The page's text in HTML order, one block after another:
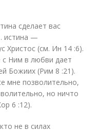
сделает вас
истина —
Христос (см. Ин 14 :6).
с Ним в любви дает
Божиих (Рим 8 :21).
мне позволительно,
но ничто
6 :12).
не в силах